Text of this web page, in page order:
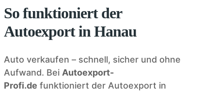
So funktioniert der
Autoexport in Hanau
Auto verkaufen – schnell, sicher und ohne
Aufwand. Bei Autoexport-
Profi.de funktioniert der Autoexport in